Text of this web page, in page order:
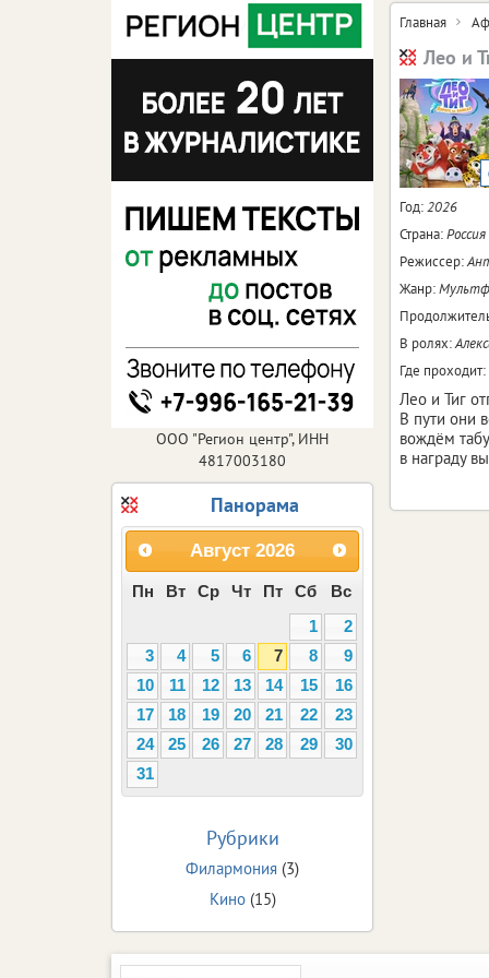
Главная
Лео и
Год:2026
Страна:Россия
Режиссер:
Жанр:
В ролях:
Где проходит:
Лео и Тиг
В пути они
вождём
в награду
ООО "Регион центр", ИНН
4817003180
Панорама
Август 2026
Пн Вт Ср Чт Пт Сб
Вс
1
2
3
4 5 6 7 8
9
10
11 12 13 14 15
16
17
18 19 20 21 22
23
24
25 26 27 28 29
30
31
Рубрики
Филармония (3)
Кино(15)